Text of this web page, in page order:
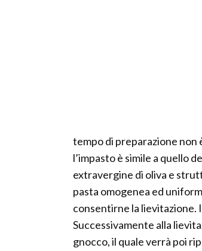
tempo di preparazione
l’impasto è simile a quello
extravergine di oliva e
pasta omogenea ed
consentirne la lievitazione.
Successivamente alla
gnocco, il quale verrà poi